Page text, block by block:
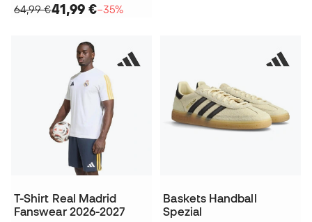
64,99 €41,99 €−35%
T-Shirt Real Madrid
Fanswear 2026-2027
Baskets Handball
Spezial